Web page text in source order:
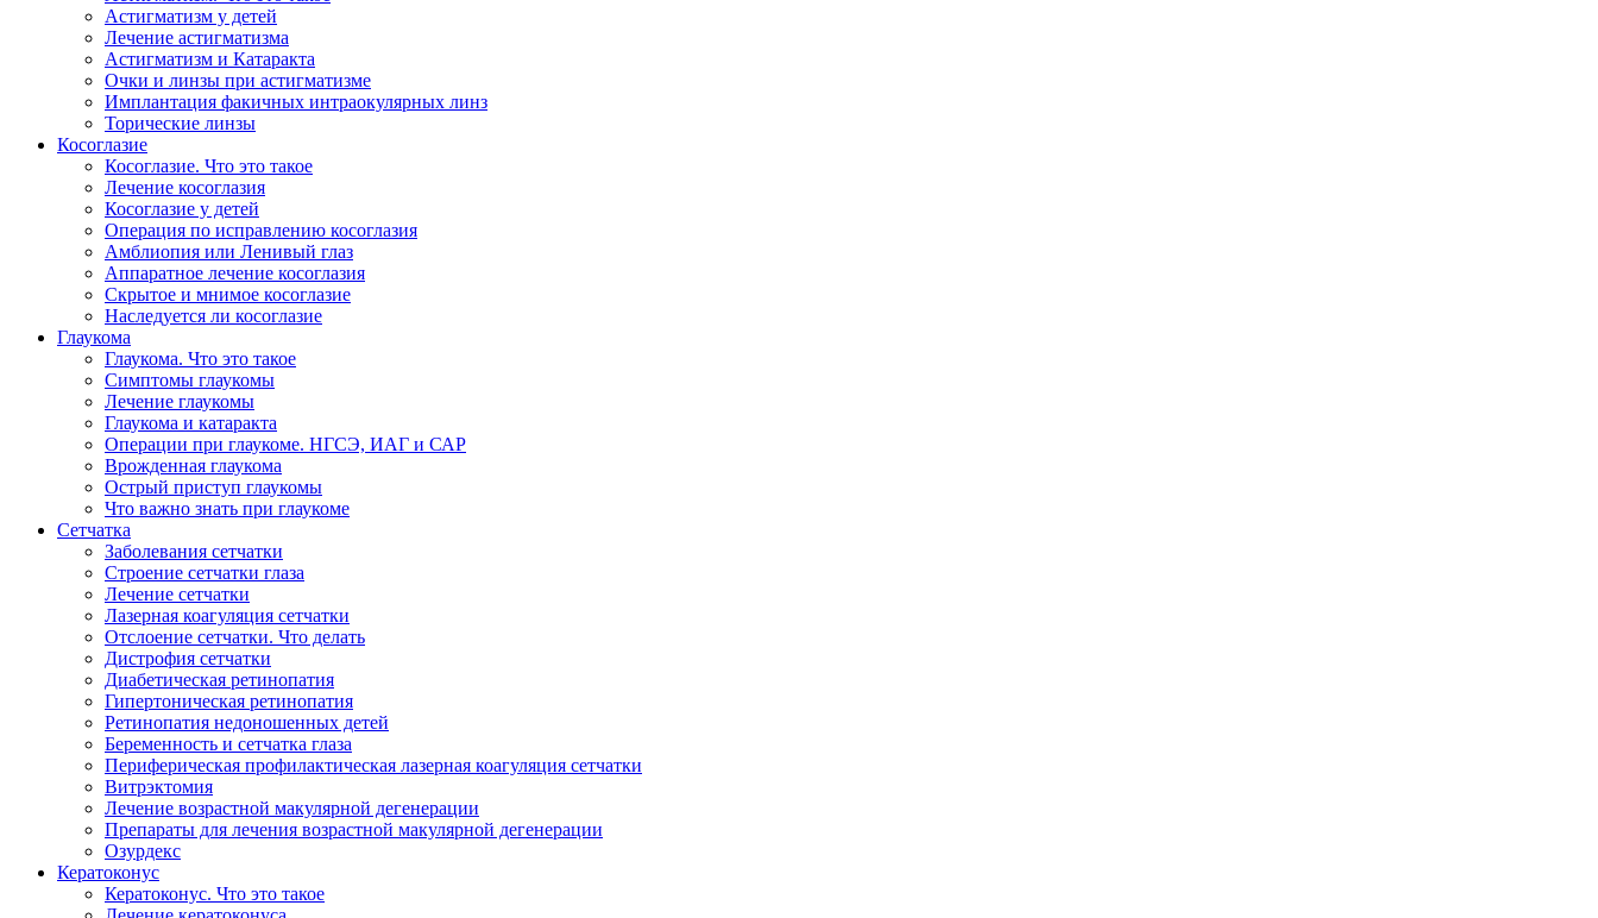
Астигматизм у детей
Лечение астигматизма
Астигматизм и Катаракта
Очки и линзы при астигматизме
Имплантация факичных интраокулярных линз
Торические линзы
Косоглазие
Косоглазие. Что это такое
Лечение косоглазия
Косоглазие у детей
Операция по исправлению косоглазия
Амблиопия или Ленивый глаз
Аппаратное лечение косоглазия
Скрытое и мнимое косоглазие
Наследуется ли косоглазие
Глаукома
Глаукома. Что это такое
Симптомы глаукомы
Лечение глаукомы
Глаукома и катаракта
Операции при глаукоме. НГСЭ, ИАГ и САР
Врожденная глаукома
Острый приступ глаукомы
Что важно знать при глаукоме
Сетчатка
Заболевания сетчатки
Строение сетчатки глаза
Лечение сетчатки
Лазерная коагуляция сетчатки
Отслоение сетчатки. Что делать
Дистрофия сетчатки
Диабетическая ретинопатия
Гипертоническая ретинопатия
Ретинопатия недоношенных детей
Беременность и сетчатка глаза
Периферическая профилактическая лазерная коагуляция сетчатки
Витрэктомия
Лечение возрастной макулярной дегенерации
Препараты для лечения возрастной макулярной дегенерации
Озурдекс
Кератоконус
Кератоконус. Что это такое